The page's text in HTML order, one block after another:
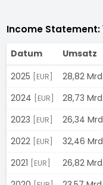
Income
Datum Umsatz
2025
[EUR] 28,82 Mrd.
2024
[EUR] 28,73 Mrd.
2023
[EUR] 26,34
2022
[EUR] 32,46
2021
[EUR] 26,82 Mrd.